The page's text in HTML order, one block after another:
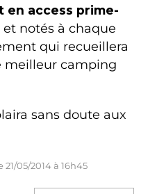
access prime-
et notés à chaque
qui recueillera
meilleur camping
sans doute aux
05/2014 à 16h45